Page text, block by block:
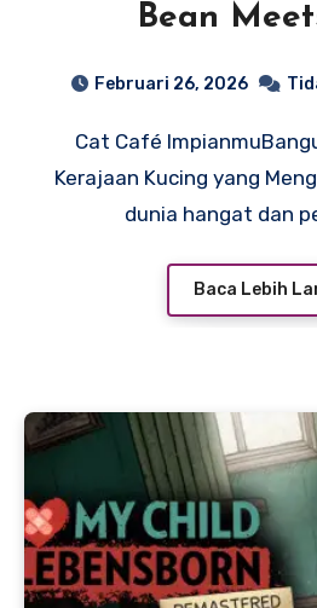
Bean
Februari 26, 2026
Cat Café ImpianmuBangun dan Ciptakan
Kerajaan Kucing yang
dunia hangat dan
Baca Lebih